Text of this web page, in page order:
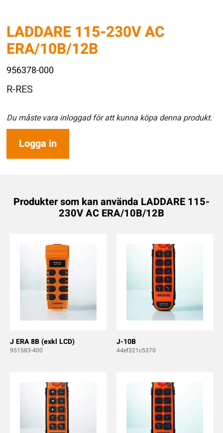
LADDARE 115-230V AC
ERA/10B/12B
956378-000
R-RES
Du måste vara inloggad för att kunna köpa denna produkt.
Logga in
Produkter som kan använda LADDARE 115-
230V AC ERA/10B/12B
J ERA 8B (exkl LCD)
951583-400
J-10B
44ef321c5370